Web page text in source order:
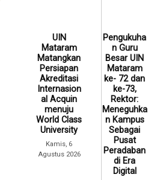
UIN
Mataram
Matangkan
Persiapan
Akreditasi
Internasion
al Acquin
menuju
World Class
University
Kamis, 6
Agustus 2026
Pengukuha
n Guru
Besar UIN
Mataram
ke- 72 dan
ke-73,
Rektor:
Meneguhka
n Kampus
Sebagai
Pusat
Peradaban
di Era
Digital